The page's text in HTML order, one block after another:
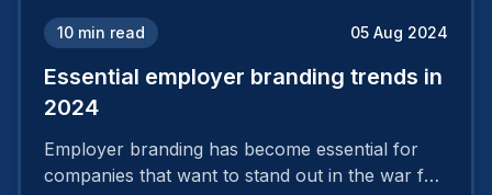
10 min read 05 Aug 2024
Essential employer branding trends in
2024
Employer branding has become essential for
companies that want to stand out in the war for